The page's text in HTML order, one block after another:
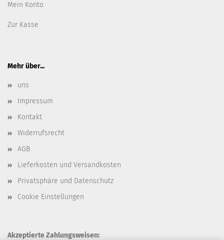
Mein Konto
Zur Kasse
Mehr über...
uns
Impressum
Kontakt
Widerrufsrecht
AGB
Lieferkosten und Versandkosten
Privatsphäre und Datenschutz
Cookie Einstellungen
Akzeptierte Zahlungsweisen: